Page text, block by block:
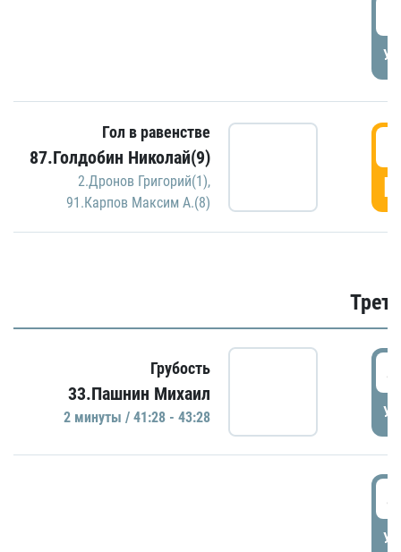
Гол в равенстве
87.Голдобин Николай(9)
2.Дронов Григорий(1),
91.Карпов Максим А.(8)
Грубость
33.Пашнин Михаил
2 минуты / 41:28 - 43:28